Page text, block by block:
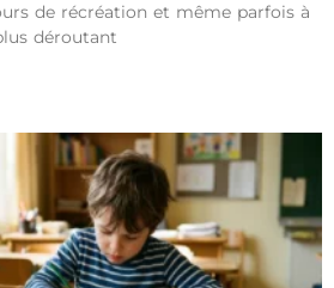
de récréation et même parfois à
déroutant